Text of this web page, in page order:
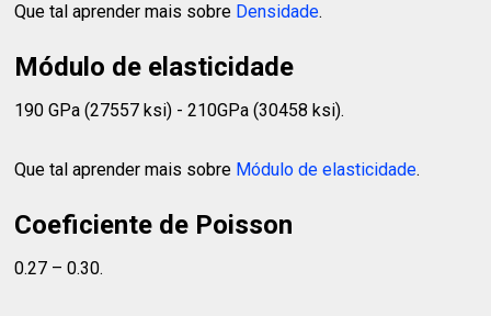
Que tal aprender mais sobre Densidade.
Módulo de elasticidade
190 GPa (27557 ksi) - 210GPa (30458 ksi).
Que tal aprender mais sobre Módulo de elasticidade.
Coeficiente de Poisson
0.27 – 0.30.